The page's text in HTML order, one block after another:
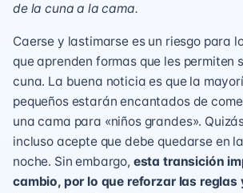
de la cuna a la cama.
Caerse y lastimarse es un riesgo para
que aprenden formas que les permiten
cuna. La buena noticia es que la
pequeños estarán encantados de
una cama para «niños grandes».
incluso acepte que debe quedarse en
noche. Sin embargo, esta transición
cambio, por lo que reforzar las reglas